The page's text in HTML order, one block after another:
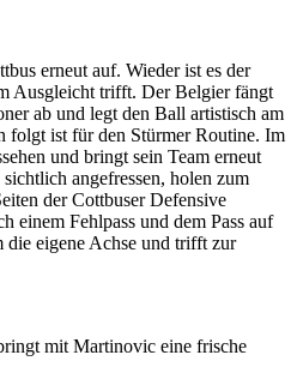
erneut auf. Wieder ist es der
Ausgleicht trifft. Der Belgier fängt
ab und legt den Ball artistisch am
folgt ist für den Stürmer Routine. Im
und bringt sein Team erneut
angefressen, holen zum
der Cottbuser Defensive
einem Fehlpass und dem Pass auf
die eigene Achse und trifft zur
mit Martinovic eine frische